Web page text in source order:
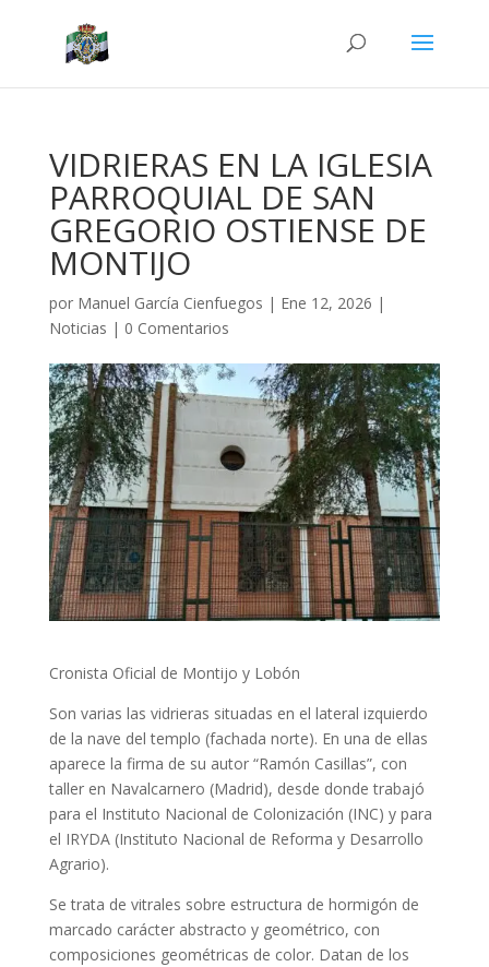
VIDRIERAS EN LA IGLESIA
PARROQUIAL DE SAN
GREGORIO OSTIENSE DE
MONTIJO
por Manuel García Cienfuegos | Ene 12, 2026 |
Noticias | 0 Comentarios
Cronista Oficial de Montijo y Lobón
Son varias las vidrieras situadas en el lateral izquierdo
de la nave del templo (fachada norte). En una de ellas
aparece la firma de su autor “Ramón Casillas”, con
taller en Navalcarnero (Madrid), desde donde trabajó
para el Instituto Nacional de Colonización (INC) y para
el IRYDA (Instituto Nacional de Reforma y Desarrollo
Agrario).
Se trata de vitrales sobre estructura de hormigón de
marcado carácter abstracto y geométrico, con
composiciones geométricas de color. Datan de los